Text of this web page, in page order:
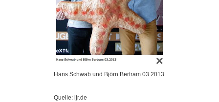
Hans Schwab und Björn Bertram 03.2013
Quelle: ljr.de